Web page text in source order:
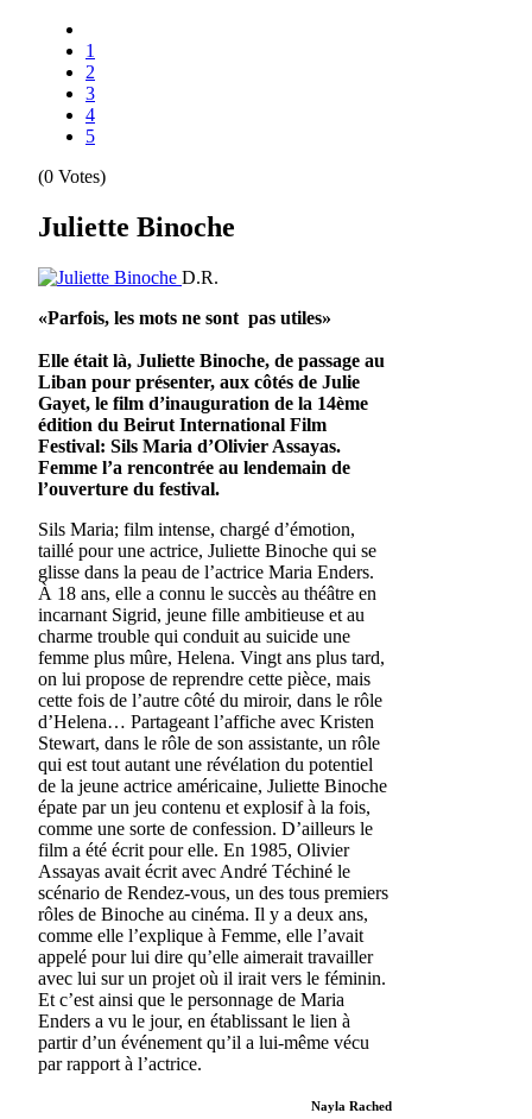
1
2
3
4
5
(0 Votes)
Juliette Binoche
D.R.
«Parfois, les mots ne sont pas utiles»
Elle était là, Juliette Binoche, de passage au
Liban pour présenter, aux côtés de Julie
Gayet, le film d’inauguration de la 14ème
édition du Beirut International Film
Festival: Sils Maria d’Olivier Assayas.
Femme l’a rencontrée au lendemain de
l’ouverture du festival.
Sils Maria; film intense, chargé d’émotion,
taillé pour une actrice, Juliette Binoche qui se
glisse dans la peau de l’actrice Maria Enders.
À 18 ans, elle a connu le succès au théâtre en
incarnant Sigrid, jeune fille ambitieuse et au
charme trouble qui conduit au suicide une
femme plus mûre, Helena. Vingt ans plus tard,
on lui propose de reprendre cette pièce, mais
cette fois de l’autre côté du miroir, dans le rôle
d’Helena… Partageant l’affiche avec Kristen
Stewart, dans le rôle de son assistante, un rôle
qui est tout autant une révélation du potentiel
de la jeune actrice américaine, Juliette Binoche
épate par un jeu contenu et explosif à la fois,
comme une sorte de confession. D’ailleurs le
film a été écrit pour elle. En 1985, Olivier
Assayas avait écrit avec André Téchiné le
scénario de Rendez-vous, un des tous premiers
rôles de Binoche au cinéma. Il y a deux ans,
comme elle l’explique à Femme, elle l’avait
appelé pour lui dire qu’elle aimerait travailler
avec lui sur un projet où il irait vers le féminin.
Et c’est ainsi que le personnage de Maria
Enders a vu le jour, en établissant le lien à
partir d’un événement qu’il a lui-même vécu
par rapport à l’actrice.
Nayla Rached